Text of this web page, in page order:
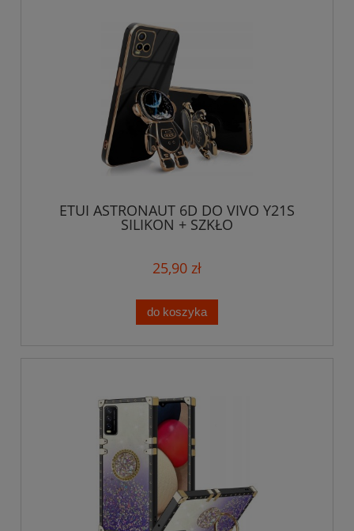
ETUI ASTRONAUT 6D DO VIVO Y21S
SILIKON + SZKŁO
25,90 zł
do koszyka